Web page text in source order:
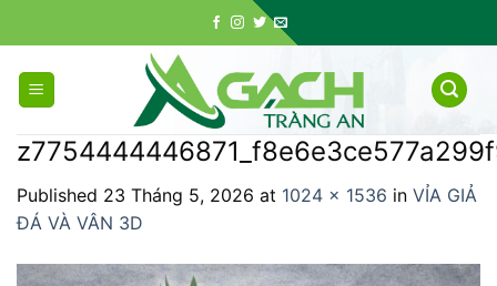
to
content
Published 23 Tháng 5, 2026 at 1024 × 1536 in VỈA GIẢ
ĐÁ VÀ VÂN 3D